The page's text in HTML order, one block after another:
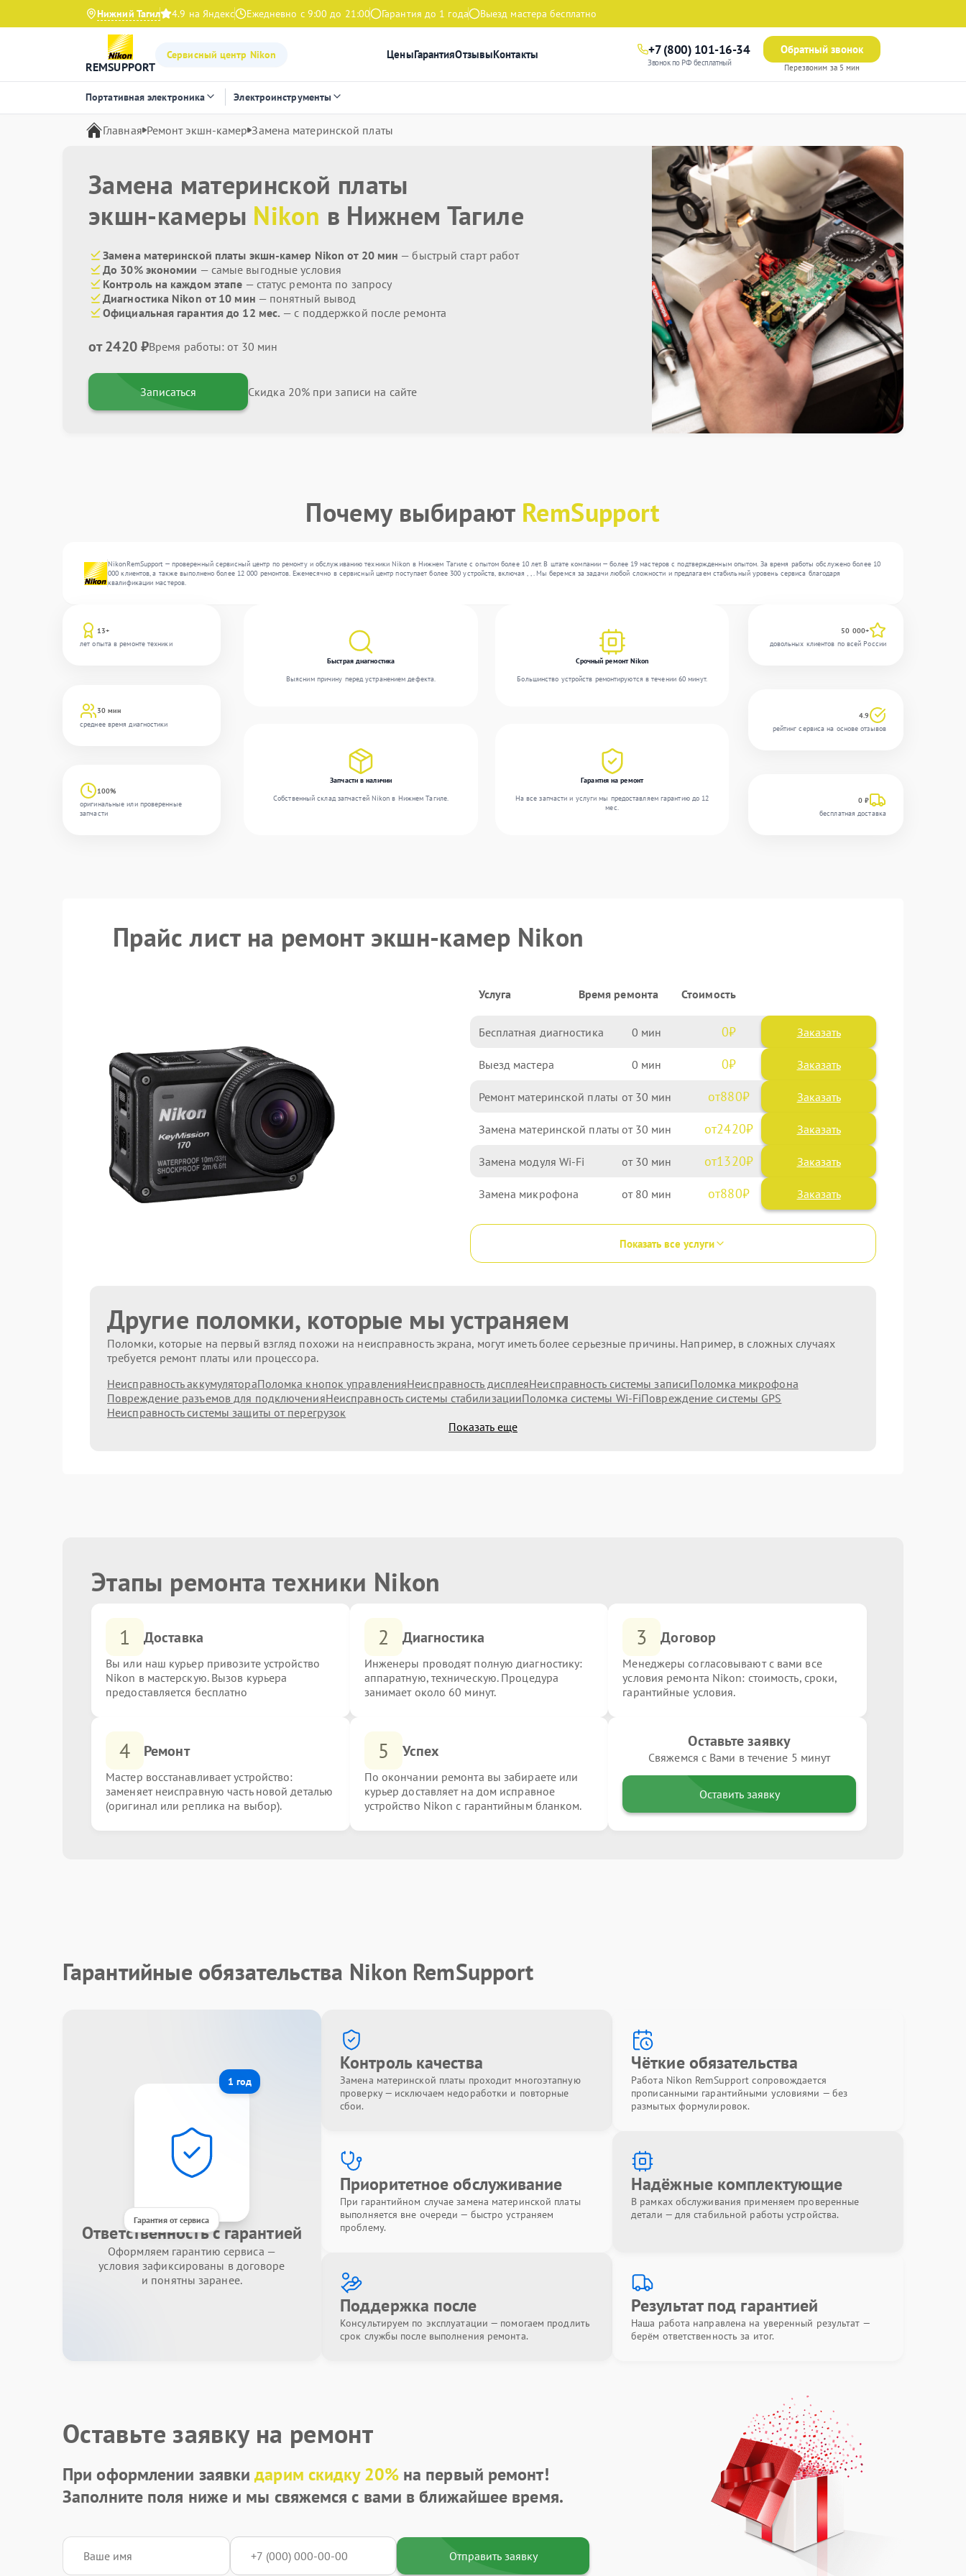
Нижний Тагил 4.9 на Яндекс Ежедневно с 9:00 до 21:00 Гарантия до 1 года Выезд мастера бесплатно
REMSUPPORT
Сервисный центр Nikon ЦеныГарантияОтзывыКонтакты +7 (800) 101-16-34
Звонок по РФ бесплатный
Обратный звонок
Перезвоним за 5 мин
Портативная электроника Электроинструменты
Главная Ремонт экшн-камер Замена материнской платы
Замена материнской платы
экшн-камеры Nikon в Нижнем Тагиле
Замена материнской платы экшн-камер Nikon от 20 мин — быстрый старт работ
До 30% экономии — самые выгодные условия
Контроль на каждом этапе — статус ремонта по запросу
Диагностика Nikon от 10 мин — понятный вывод
Официальная гарантия до 12 мес. — с поддержкой после ремонта
от 2420 ₽Время работы: от 30 мин
Записаться Скидка 20% при записи на сайте
Почему выбирают RemSupport
NikonRemSupport — проверенный сервисный центр по ремонту и обслуживанию техники Nikon в Нижнем Тагиле с опытом более 10 лет. В штате компании — более 19 мастеров с подтвержденным опытом. За время работы обслужено более 10
000 клиентов, а также выполнено более 12 000 ремонтов. Ежемесячно в сервисный центр поступает более 300 устройств, включая , , . Мы беремся за задачи любой сложности и предлагаем стабильный уровень сервиса благодаря
квалификации мастеров.
13+
лет опыта в ремонте техники
30 мин
среднее время диагностики
100%
оригинальные или проверенные
запчасти
Быстрая диагностика
Выясним причину перед устранением дефекта.
Срочный ремонт Nikon
Большинство устройств ремонтируются в течении 60 минут.
Запчасти в наличии
Собственный склад запчастей Nikon в Нижнем Тагиле.
Гарантия на ремонт
На все запчасти и услуги мы предоставляем гарантию до 12
мес.
50 000+
довольных клиентов по всей России
4.9
рейтинг сервиса на основе отзывов
0 ₽
бесплатная доставка
Прайс лист на ремонт экшн-камер Nikon
Услуга Время ремонта Стоимость
Бесплатная диагностика 0 0 Заказать
Выезд мастера 0 0 Заказать
Ремонт материнской платы 30 880
Замена материнской платы 30 2420
Замена модуля Wi-Fi 30 1320
Замена микрофона 80 880
Показать все услуги
Другие поломки, которые мы устраняем
Поломки, которые на первый взгляд похожи на неисправность экрана, могут иметь более серьезные причины. Например, в сложных случаях
требуется ремонт платы или процессора.
Неисправность аккумулятораПоломка кнопок управленияНеисправность дисплеяНеисправность системы записиПоломка микрофона
Повреждение разъемов для подключенияНеисправность системы стабилизацииПоломка системы Wi-FiПовреждение системы GPS
Неисправность системы защиты от перегрузок
Показать еще
Этапы ремонта техники Nikon
1 Доставка
Вы или наш курьер привозите устройство
Nikon в мастерскую. Вызов курьера
предоставляется бесплатно
2 Диагностика
Инженеры проводят полную диагностику:
аппаратную, техническую. Процедура
занимает около 60 минут.
3 Договор
Менеджеры согласовывают с вами все
условия ремонта Nikon: стоимость, сроки,
гарантийные условия.
4 Ремонт
Мастер восстанавливает устройство:
заменяет неисправную часть новой деталью
(оригинал или реплика на выбор).
5 Успех
По окончании ремонта вы забираете или
курьер доставляет на дом исправное
устройство Nikon с гарантийным бланком.
Оставьте заявку
Свяжемся с Вами в течение 5 минут
Оставить заявку
Гарантийные обязательства Nikon RemSupport
1 год
Гарантия от сервиса
Ответственность с гарантией
Оформляем гарантию сервиса —
условия зафиксированы в договоре
и понятны заранее.
Контроль качества
Замена материнской платы проходит многоэтапную
проверку — исключаем недоработки и повторные
сбои.
Чёткие обязательства
Работа Nikon RemSupport сопровождается
прописанными гарантийными условиями — без
размытых формулировок.
Приоритетное обслуживание
При гарантийном случае замена материнской платы
выполняется вне очереди — быстро устраняем
проблему.
Надёжные комплектующие
В рамках обслуживания применяем проверенные
детали — для стабильной работы устройства.
Поддержка после
Консультируем по эксплуатации — помогаем продлить
срок службы после выполнения ремонта.
Результат под гарантией
Наша работа направлена на уверенный результат —
берём ответственность за итог.
Оставьте заявку на ремонт
При оформлении заявкидарим скидку 20%на первый ремонт!
Заполните поля ниже и мы свяжемся с вами в ближайшее время.
Отправить заявку